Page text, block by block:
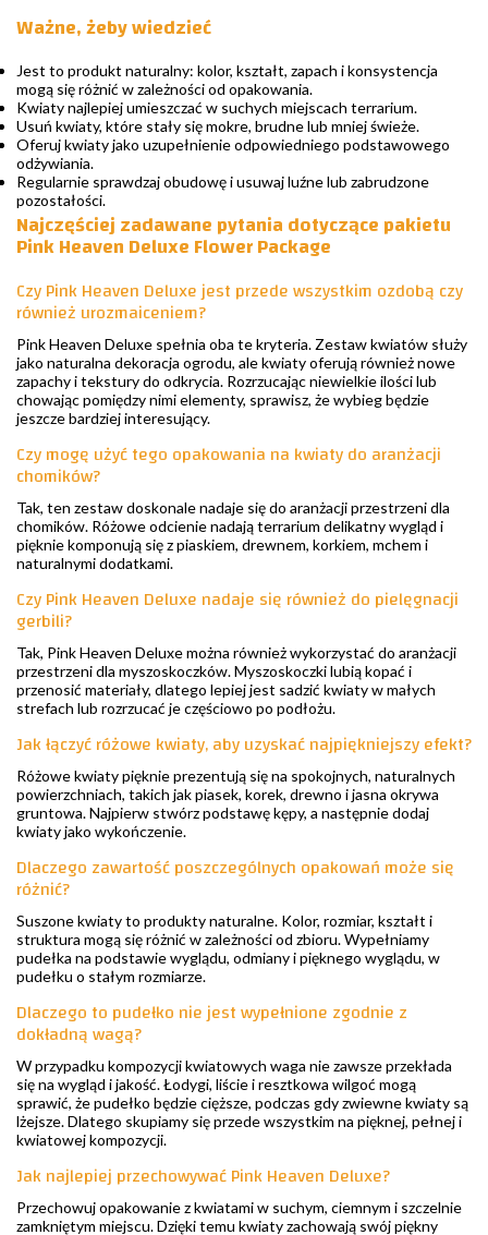
Ważne, żeby wiedzieć
Jest to produkt naturalny: kolor, kształt, zapach i konsystencja
mogą się różnić w zależności od opakowania.
Kwiaty najlepiej umieszczać w suchych miejscach terrarium.
Usuń kwiaty, które stały się mokre, brudne lub mniej świeże.
Oferuj kwiaty jako uzupełnienie odpowiedniego podstawowego
odżywiania.
Regularnie sprawdzaj obudowę i usuwaj luźne lub zabrudzone
pozostałości.
Najczęściej zadawane pytania dotyczące pakietu
Pink Heaven Deluxe Flower Package
Czy Pink Heaven Deluxe jest przede wszystkim ozdobą czy
również urozmaiceniem?
Pink Heaven Deluxe spełnia oba te kryteria. Zestaw kwiatów służy
jako naturalna dekoracja ogrodu, ale kwiaty oferują również nowe
zapachy i tekstury do odkrycia. Rozrzucając niewielkie ilości lub
chowając pomiędzy nimi elementy, sprawisz, że wybieg będzie
jeszcze bardziej interesujący.
Czy mogę użyć tego opakowania na kwiaty do aranżacji
chomików?
Tak, ten zestaw doskonale nadaje się do aranżacji przestrzeni dla
chomików. Różowe odcienie nadają terrarium delikatny wygląd i
pięknie komponują się z piaskiem, drewnem, korkiem, mchem i
naturalnymi dodatkami.
Czy Pink Heaven Deluxe nadaje się również do pielęgnacji
gerbili?
Tak, Pink Heaven Deluxe można również wykorzystać do aranżacji
przestrzeni dla myszoskoczków. Myszoskoczki lubią kopać i
przenosić materiały, dlatego lepiej jest sadzić kwiaty w małych
strefach lub rozrzucać je częściowo po podłożu.
Jak łączyć różowe kwiaty, aby uzyskać najpiękniejszy efekt?
Różowe kwiaty pięknie prezentują się na spokojnych, naturalnych
powierzchniach, takich jak piasek, korek, drewno i jasna okrywa
gruntowa. Najpierw stwórz podstawę kępy, a następnie dodaj
kwiaty jako wykończenie.
Dlaczego zawartość poszczególnych opakowań może się
różnić?
Suszone kwiaty to produkty naturalne. Kolor, rozmiar, kształt i
struktura mogą się różnić w zależności od zbioru. Wypełniamy
pudełka na podstawie wyglądu, odmiany i pięknego wyglądu, w
pudełku o stałym rozmiarze.
Dlaczego to pudełko nie jest wypełnione zgodnie z
dokładną wagą?
W przypadku kompozycji kwiatowych waga nie zawsze przekłada
się na wygląd i jakość. Łodygi, liście i resztkowa wilgoć mogą
sprawić, że pudełko będzie cięższe, podczas gdy zwiewne kwiaty są
lżejsze. Dlatego skupiamy się przede wszystkim na pięknej, pełnej i
kwiatowej kompozycji.
Jak najlepiej przechowywać Pink Heaven Deluxe?
Przechowuj opakowanie z kwiatami w suchym, ciemnym i szczelnie
zamkniętym miejscu. Dzięki temu kwiaty zachowają swój piękny